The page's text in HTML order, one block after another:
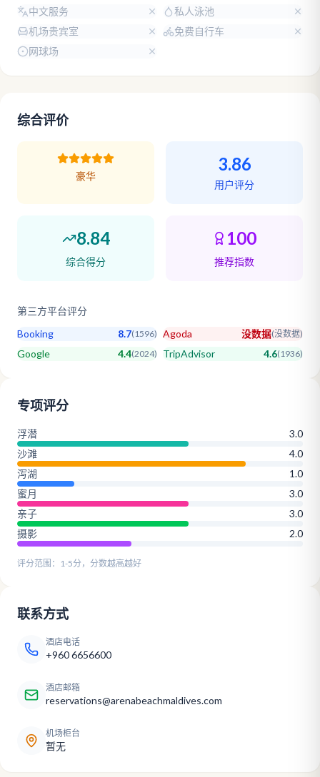
中文服务
私人泳池
机场贵宾室
免费自行车
网球场
综合评价
豪华
3.86
用户评分
8.84
综合得分
100
推荐指数
第三方平台评分
Booking 8.7(1596) Agoda 没数据(没数据)
Google 4.4(2024) TripAdvisor 4.6(1936)
专项评分
浮潜
3.0
沙滩
4.0
泻湖
1.0
蜜月
3.0
亲子
3.0
摄影
2.0
评分范围：1-5分，分数越高越好
联系方式
酒店电话
+960 6656600
酒店邮箱
reservations@arenabeachmaldives.com
机场柜台
暂无